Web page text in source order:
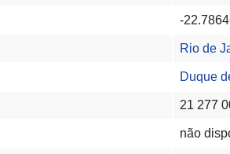
-
Rio de
Duque
21 277
não